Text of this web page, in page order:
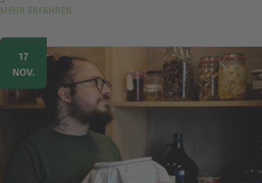
MEHR ERFAHREN
Image
17
NOV.